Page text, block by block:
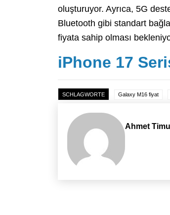
oluşturuyor. Ayrıca, 5G
Bluetooth gibi standart
fiyata sahip olması
iPhone 17
SCHLAGWORTE Galaxy M16 fiyat
Ahmet